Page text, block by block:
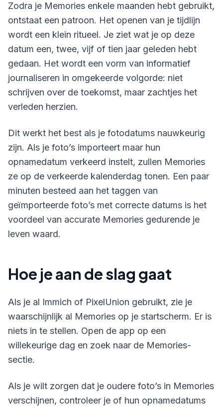
Zodra je Memories enkele maanden hebt gebruikt,
ontstaat een patroon. Het openen van je tijdlijn
wordt een klein ritueel. Je ziet wat je op deze
datum een, twee, vijf of tien jaar geleden hebt
gedaan. Het wordt een vorm van informatief
journaliseren in omgekeerde volgorde: niet
schrijven over de toekomst, maar zachtjes het
verleden herzien.
Dit werkt het best als je fotodatums nauwkeurig
zijn. Als je foto’s importeert maar hun
opnamedatum verkeerd instelt, zullen Memories
ze op de verkeerde kalenderdag tonen. Een paar
minuten besteed aan het taggen van
geïmporteerde foto’s met correcte datums is het
voordeel van accurate Memories gedurende je
leven waard.
Hoe je aan de slag gaat
Als je al Immich of PixelUnion gebruikt, zie je
waarschijnlijk al Memories op je startscherm. Er is
niets in te stellen. Open de app op een
willekeurige dag en zoek naar de Memories-
sectie.
Als je wilt zorgen dat je oudere foto’s in Memories
verschijnen, controleer je of hun opnamedatums